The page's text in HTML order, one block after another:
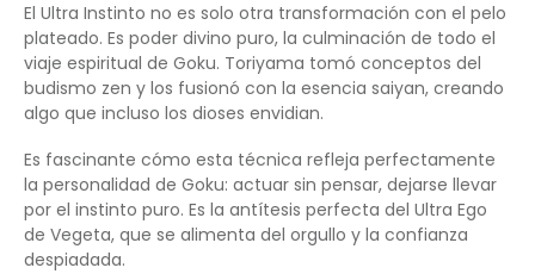
El Ultra Instinto no es solo otra transformación con el pelo
plateado. Es poder divino puro, la culminación de todo el
viaje espiritual de Goku. Toriyama tomó conceptos del
budismo zen y los fusionó con la esencia saiyan, creando
algo que incluso los dioses envidian.
Es fascinante cómo esta técnica refleja perfectamente
la personalidad de Goku: actuar sin pensar, dejarse llevar
por el instinto puro. Es la antítesis perfecta del Ultra Ego
de Vegeta, que se alimenta del orgullo y la confianza
despiadada.